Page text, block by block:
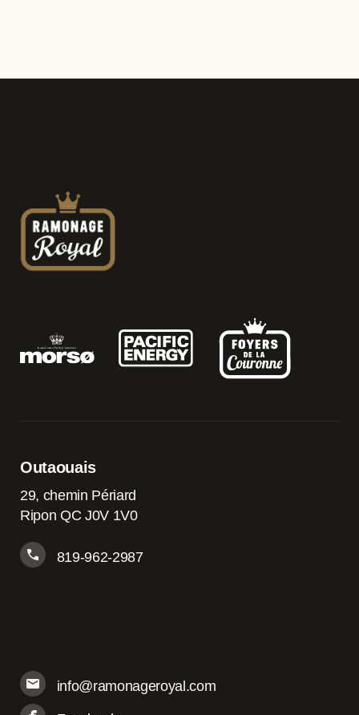
Outaouais
29, chemin Périard
Ripon QC J0V 1V0
819-962-2987
info@ramonageroyal.com